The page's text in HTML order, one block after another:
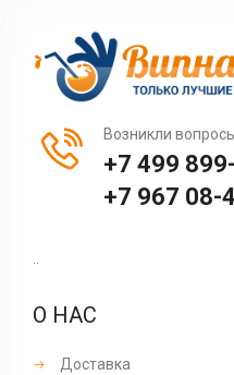
Возникли
+7 499
+7 967 08-
..
О НАС
Доставка